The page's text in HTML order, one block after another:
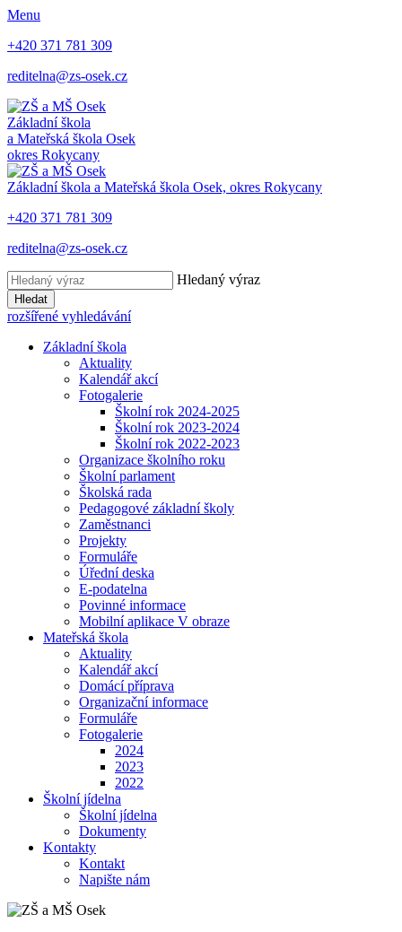
Menu
+420 371 781 309
reditelna@zs-osek.cz
Základní škola
a Mateřská škola Osek
okres Rokycany
Základní škola a Mateřská škola Osek, okres Rokycany
+420 371 781 309
reditelna@zs-osek.cz
Hledaný výraz
Hledat
rozšířené vyhledávání
Základní škola
Aktuality
Kalendář akcí
Fotogalerie
Školní rok 2024-2025
Školní rok 2023-2024
Školní rok 2022-2023
Organizace školního roku
Školní parlament
Školská rada
Pedagogové základní školy
Zaměstnanci
Projekty
Formuláře
Úřední deska
E-podatelna
Povinné informace
Mobilní aplikace V obraze
Mateřská škola
Aktuality
Kalendář akcí
Domácí příprava
Organizační informace
Formuláře
Fotogalerie
2024
2023
2022
Školní jídelna
Školní jídelna
Dokumenty
Kontakty
Kontakt
Napište nám